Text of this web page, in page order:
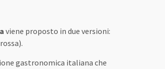
viene proposto in due versioni:
gastronomica italiana che